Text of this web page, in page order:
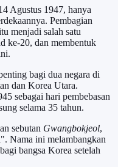
Agustus 1947, hanya
Pembagian
menjadi salah satu
ke-20, dan membentuk
bagi dua negara di
dan Korea Utara.
sebagai hari pembebasan
selama 35 tahun.
sebutan Gwangbokjeol,
Nama ini melambangkan
bangsa Korea setelah